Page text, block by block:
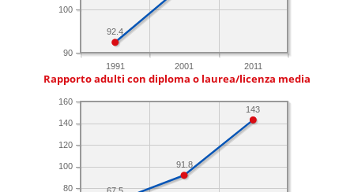
1991 2001 2011
90
100
92.4
Rapporto adulti con diploma o laurea/licenza media
80
100
120
140
160
143
91.8